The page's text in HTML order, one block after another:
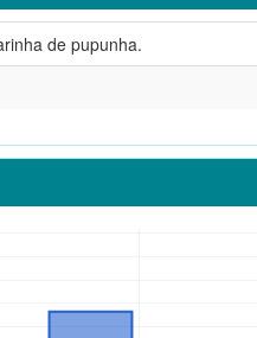
de pupunha.